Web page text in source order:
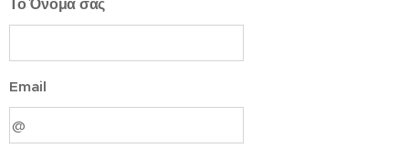
Το Όνομά σας
Email